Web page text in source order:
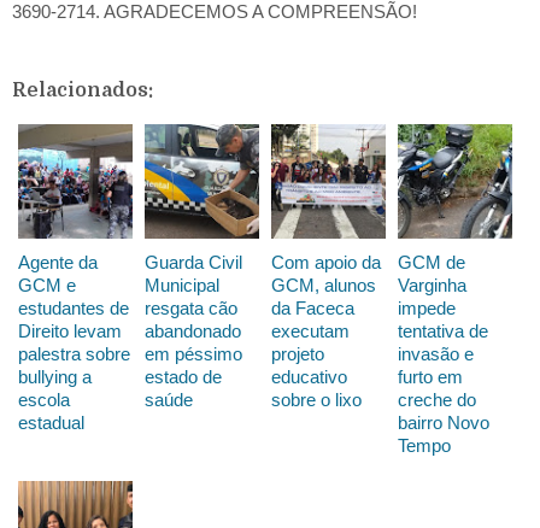
3690-2714. AGRADECEMOS A COMPREENSÃO!
Relacionados:
Agente da
GCM e
estudantes de
Direito levam
palestra sobre
bullying a
escola
estadual
Guarda Civil
Municipal
resgata cão
abandonado
em péssimo
estado de
saúde
Com apoio da
GCM, alunos
da Faceca
executam
projeto
educativo
sobre o lixo
GCM de
Varginha
impede
tentativa de
invasão e
furto em
creche do
bairro Novo
Tempo